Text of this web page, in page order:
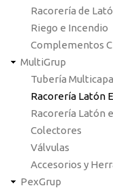
Racorería de
Riego e Incendio
Complementos
MultiGrup
Tubería
Racorería Latón
Racorería Latón
Colectores
Válvulas
Accesorios y
PexGrup